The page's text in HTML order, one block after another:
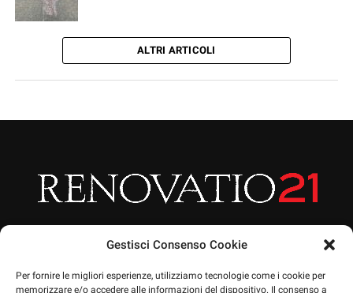
Gestisci Consenso Cookie
Per fornire le migliori esperienze, utilizziamo tecnologie come i cookie per
memorizzare e/o accedere alle informazioni del dispositivo. Il consenso a
ALTRI ARTICOLI